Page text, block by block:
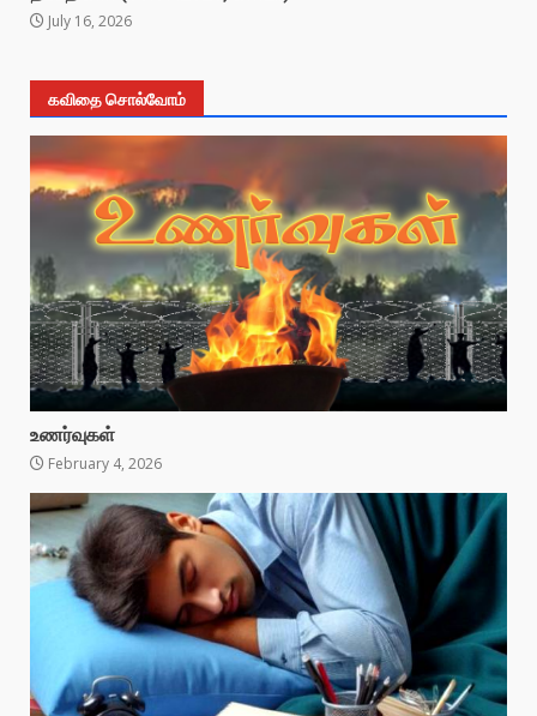
July 16, 2026
கவிதை சொல்வோம்
உணர்வுகள்
February 4, 2026